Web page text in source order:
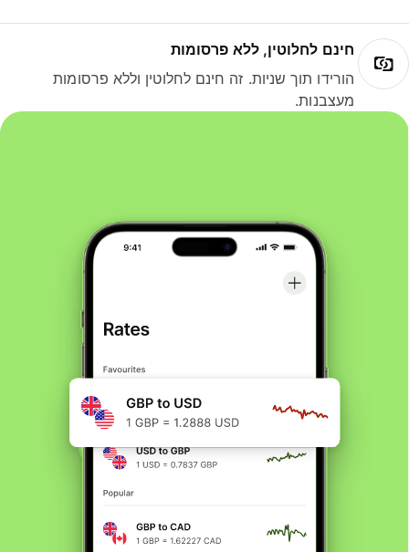
חינם לחלוטין, ללא פרסומות
הורידו תוך שניות. זה חינם לחלוטין וללא פרסומות
מעצבנות.